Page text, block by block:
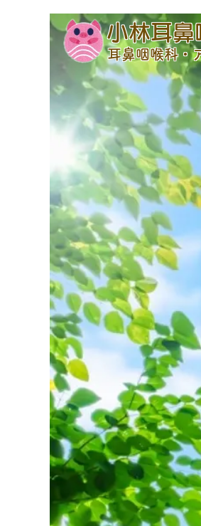
小林耳鼻
耳鼻咽喉科・